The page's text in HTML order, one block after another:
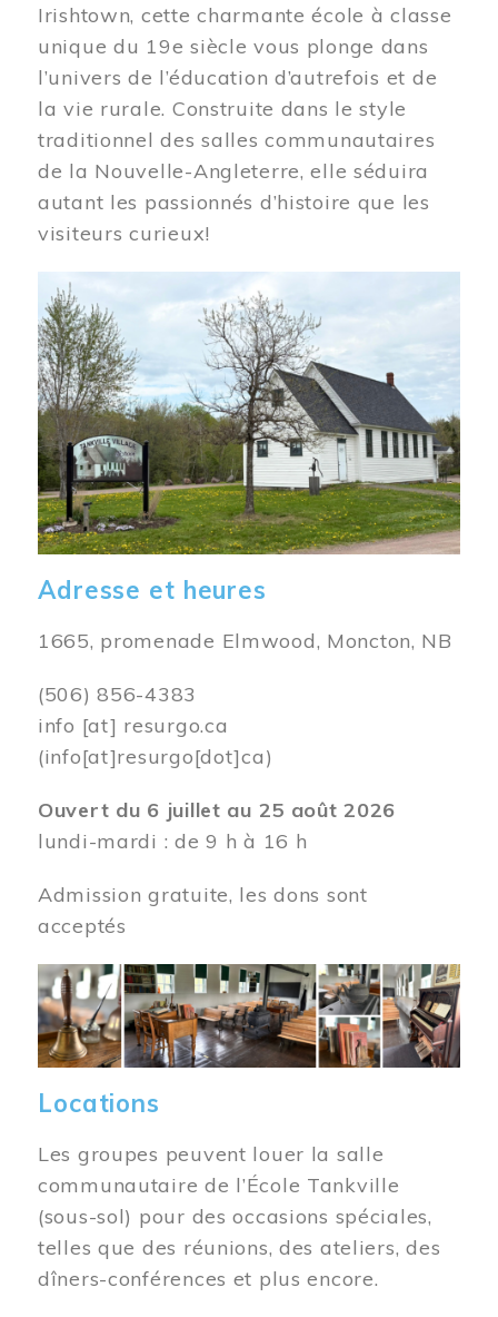
Irishtown, cette charmante école à classe
unique du 19e siècle vous plonge dans
l’univers de l’éducation d’autrefois et de
la vie rurale. Construite dans le style
traditionnel des salles communautaires
de la Nouvelle-Angleterre, elle séduira
autant les passionnés d’histoire que les
visiteurs curieux!
Image
Adresse et heures
1665, promenade Elmwood, Moncton, NB
(506) 856-4383
info [at] resurgo.ca
(info[at]resurgo[dot]ca)
Ouvert du 6 juillet au 25 août 2026
lundi-mardi : de 9 h à 16 h
Admission gratuite, les dons sont
acceptés
Image
Locations
Les groupes peuvent louer la salle
communautaire de l’École Tankville
(sous-sol) pour des occasions spéciales,
telles que des réunions, des ateliers, des
dîners-conférences et plus encore.